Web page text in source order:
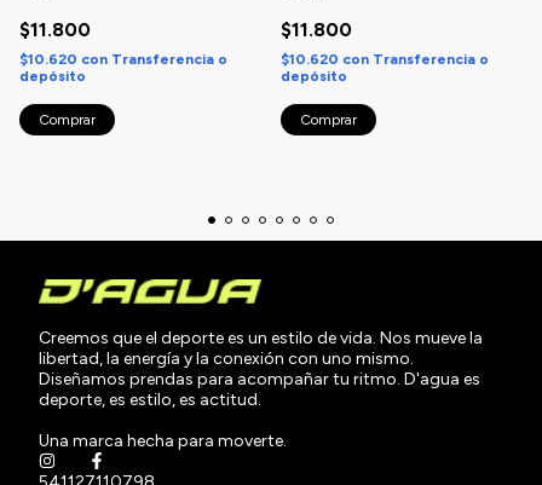
$11.800
$10.620 con Transferencia o
depósito
$11.800
$10.620 con Transferencia o
depósito
Creemos que el deporte es un estilo de vida. Nos mueve la
libertad, la energía y la conexión con uno mismo.
Diseñamos prendas para acompañar tu ritmo. D'agua es
deporte, es estilo, es actitud.
Una marca hecha para moverte.